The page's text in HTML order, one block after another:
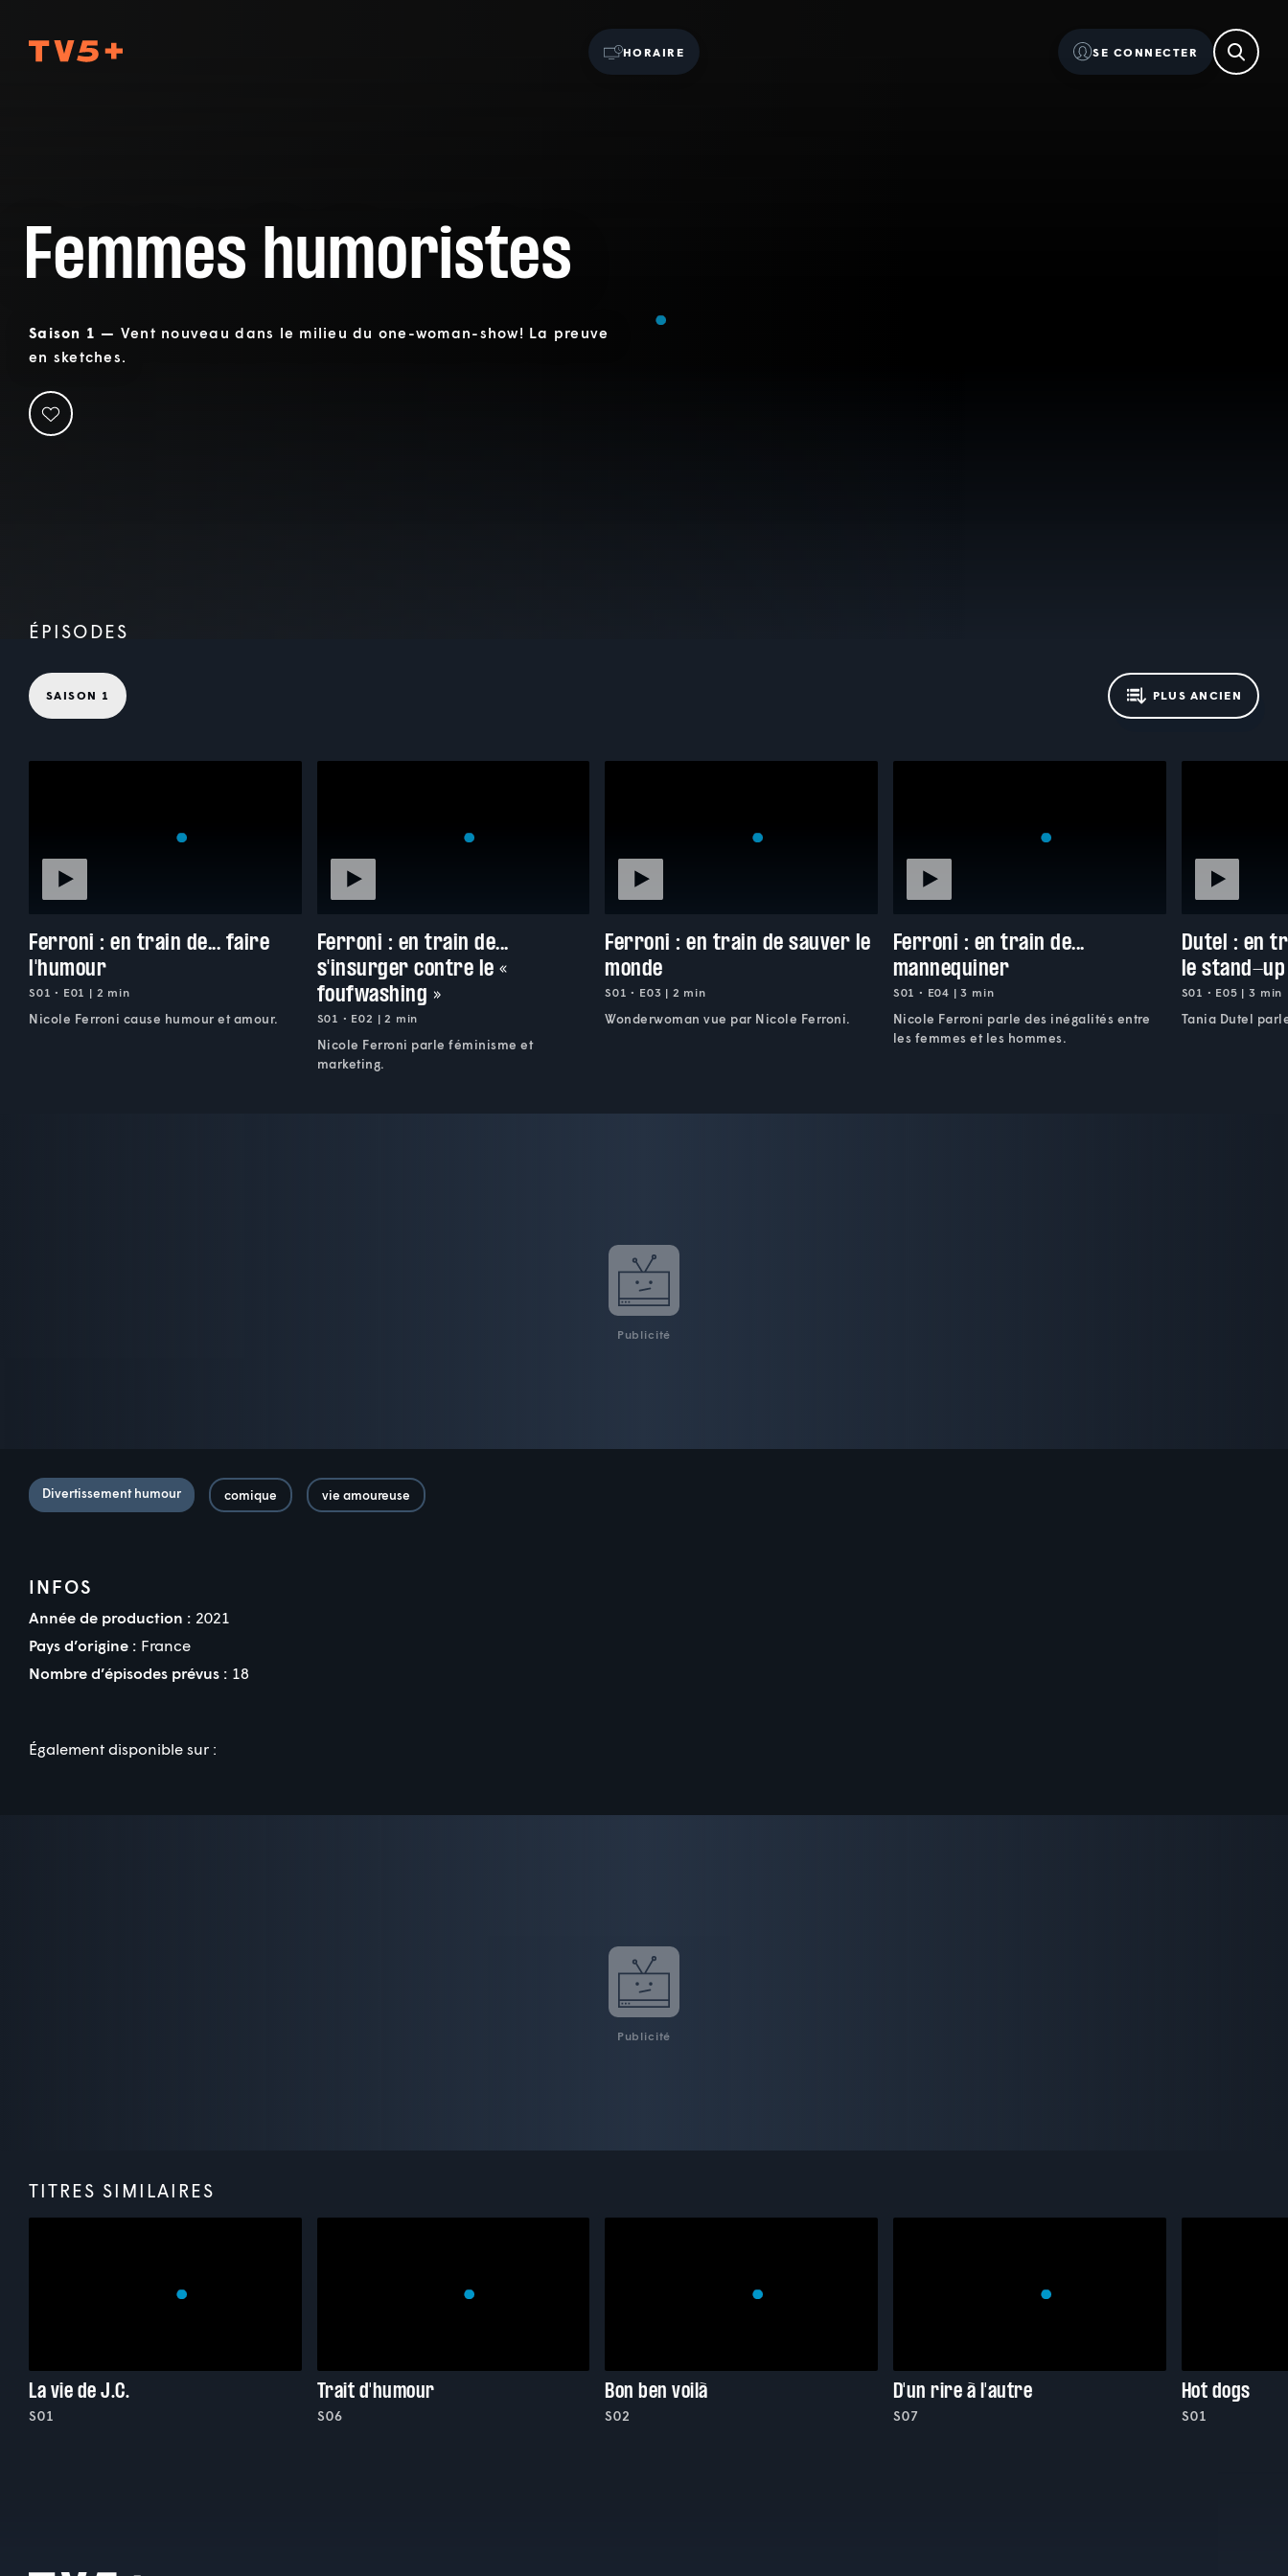
HORAIRE SE CONNECTER
Femmes humoristes
Saison 1 — Vent nouveau dans le milieu du one-woman-show! La preuve
en sketches.
ÉPISODES
SAISON 1 PLUS ANCIEN
Ferroni : en train de... faire
l'humour
S01 • E01 | 2 min
Nicole Ferroni cause humour et amour.
Ferroni : en train de...
s'insurger contre le «
foufwashing »
S01 • E02 | 2 min
Nicole Ferroni parle féminisme et
marketing.
Ferroni : en train de sauver le
monde
S01 • E03 | 2 min
Wonderwoman vue par Nicole Ferroni.
Ferroni : en train de...
mannequiner
S01 • E04 | 3 min
Nicole Ferroni parle des inégalités entre
les femmes et les hommes.
Dutel : en
le stand-up
S01 • E05 | 3 min
Tania Dutel
Publicité
Divertissement humour comique vie amoureuse
INFOS
Année de production : 2021
Pays d’origine : France
Nombre d’épisodes prévus : 18
Également disponible sur :
Publicité
TITRES SIMILAIRES
La vie de J.C.
S01
Trait d'humour
S06
Bon ben voilà
S02
D'un rire à l'autre
S07
Hot dogs
S01